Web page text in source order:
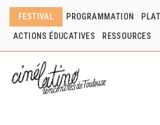
FESTIVAL PROGRAMMATION
ACTIONS ÉDUCATIVES RESSOURCES